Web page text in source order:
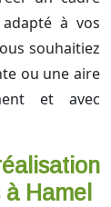
à vos
souhaitiez
ou une aire
et avec
Hamel